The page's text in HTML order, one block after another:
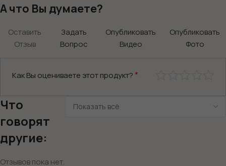
А что Вы думаете?
Оставить
Отзыв
Задать
Вопрос
Опубликовать
Видео
Опубликовать
Фото
Как Вы оцениваете этот продукт? *
Что
говорят
другие:
Отзывов пока нет.